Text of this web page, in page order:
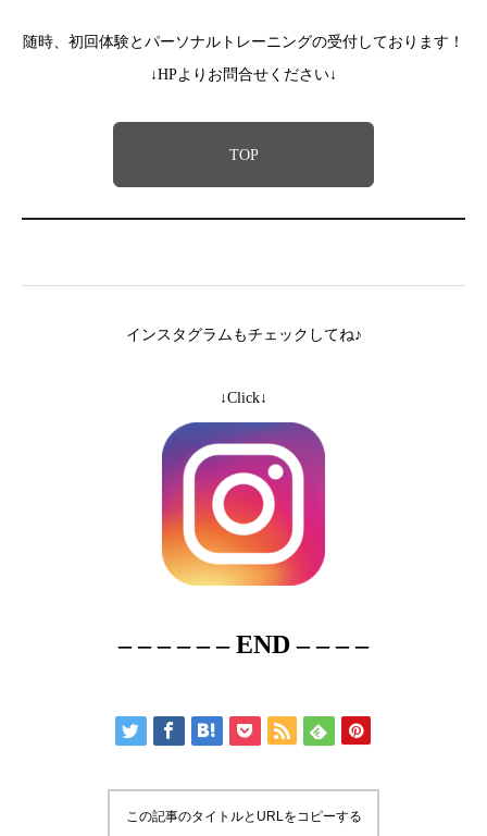
随時、初回体験とパーソナルトレーニングの受付しております！
↓HPよりお問合せください↓
TOP
インスタグラムもチェックしてね♪
↓Click↓
– – – – – – END – – – –
この記事のタイトルとURLをコピーする